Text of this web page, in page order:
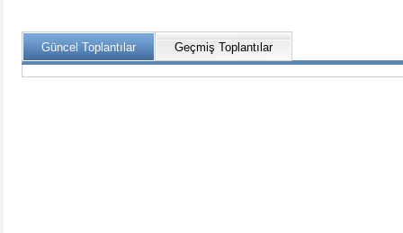
Güncel Toplantılar Geçmiş Toplantılar